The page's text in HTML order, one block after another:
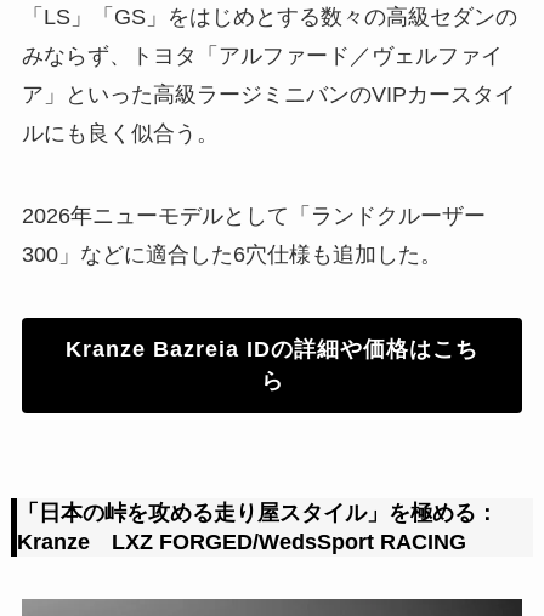
「LS」「GS」をはじめとする数々の高級セダンの
みならず、トヨタ「アルファード／ヴェルファイ
ア」といった高級ラージミニバンのVIPカースタイ
ルにも良く似合う。
2026年ニューモデルとして「ランドクルーザー
300」などに適合した6穴仕様も追加した。
Kranze Bazreia IDの詳細や価格はこち
ら
「日本の峠を攻める走り屋スタイル」を極める：
Kranze LXZ FORGED/WedsSport RACING